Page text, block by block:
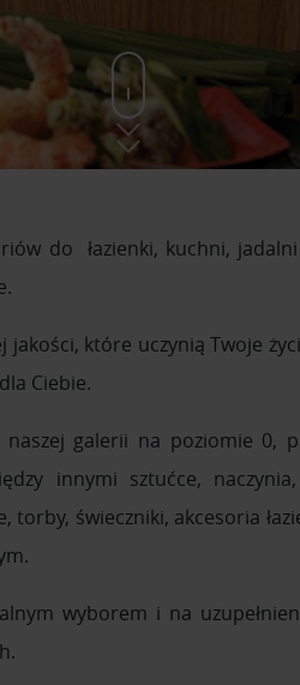
do łazienki, kuchni,
jakości, które uczynią Twoje
Ciebie.
galerii na poziomie 0,
innymi sztućce, naczynia,
torby, świeczniki, akcesoria
wyborem i na